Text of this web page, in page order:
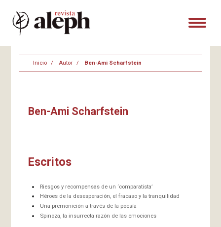
Inicio Autor Ben-Ami Scharfstein
Ben-Ami Scharfstein
Escritos
Riesgos y recompensas de un ‘comparatista’
Héroes de la desesperación, el fracaso y la tranquilidad
Una premonición a través de la poesía
Spinoza, la insurrecta razón de las emociones